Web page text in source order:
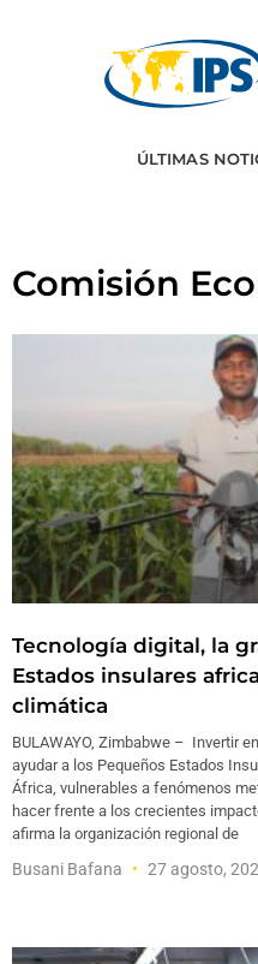
ÚLTIMAS
Comisión
Tecnología digital, la
Estados insulares
climática
BULAWAYO, Zimbabwe – Invertir
ayudar a los Pequeños Estados
África, vulnerables a fenómenos
hacer frente a los crecientes
afirma la organización regional de
Busani Bafana 27 agosto,